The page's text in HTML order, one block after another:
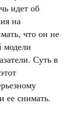
идет об
на
что он не
модели
Суть в
ее снимать.